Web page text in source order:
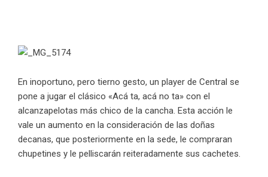
En inoportuno, pero tierno gesto, un player de Central se
pone a jugar el clásico «Acá ta, acá no ta» con el
alcanzapelotas más chico de la cancha. Esta acción le
vale un aumento en la consideración de las doñas
decanas, que posteriormente en la sede, le compraran
chupetines y le pelliscarán reiteradamente sus cachetes.